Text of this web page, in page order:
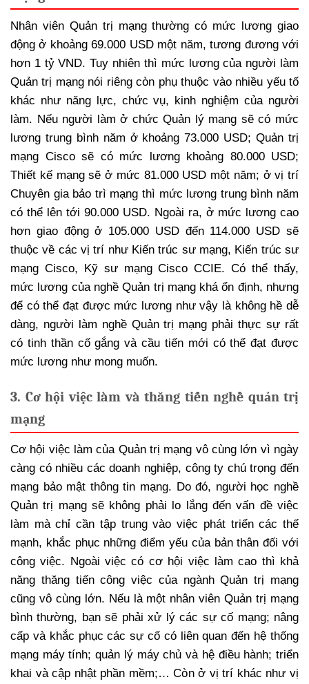
Nhân viên Quản trị mạng thường có mức lương giao
động ở khoảng 69.000 USD một năm, tương đương với
hơn 1 tỷ VND. Tuy nhiên thì mức lương của người làm
Quản trị mạng nói riêng còn phụ thuộc vào nhiều yếu tố
khác như năng lực, chức vụ, kinh nghiệm của người
làm. Nếu người làm ở chức Quản lý mạng sẽ có mức
lương trung bình năm ở khoảng 73.000 USD; Quản trị
mạng Cisco sẽ có mức lương khoảng 80.000 USD;
Thiết kế mạng sẽ ở mức 81.000 USD một năm; ở vị trí
Chuyên gia bảo trì mạng thì mức lương trung bình năm
có thể lên tới 90.000 USD. Ngoài ra, ở mức lương cao
hơn giao động ở 105.000 USD đến 114.000 USD sẽ
thuộc về các vị trí như Kiến trúc sư mạng, Kiến trúc sư
mạng Cisco, Kỹ sư mạng Cisco CCIE. Có thể thấy,
mức lương của nghề Quản trị mạng khá ổn định, nhưng
để có thể đạt được mức lương như vậy là không hề dễ
dàng, người làm nghề Quản trị mạng phải thực sự rất
có tinh thần cố gắng và cầu tiến mới có thể đạt được
mức lương như mong muốn.
3. Cơ hội việc làm và thăng tiến nghề quản trị
mạng
Cơ hội việc làm của Quản trị mạng vô cùng lớn vì ngày
càng có nhiều các doanh nghiệp, công ty chú trọng đến
mạng bảo mật thông tin mạng. Do đó, người học nghề
Quản trị mạng sẽ không phải lo lắng đến vấn đề việc
làm mà chỉ cần tập trung vào việc phát triển các thế
mạnh, khắc phục những điểm yếu của bản thân đối với
công việc. Ngoài việc có cơ hội việc làm cao thì khả
năng thăng tiến công việc của ngành Quản trị mạng
cũng vô cùng lớn. Nếu là một nhân viên Quản trị mạng
bình thường, bạn sẽ phải xử lý các sự cố mạng; nâng
cấp và khắc phục các sự cố có liên quan đến hệ thống
mạng máy tính; quản lý máy chủ và hệ điều hành; triển
khai và cập nhật phần mềm;… Còn ở vị trí khác như vị